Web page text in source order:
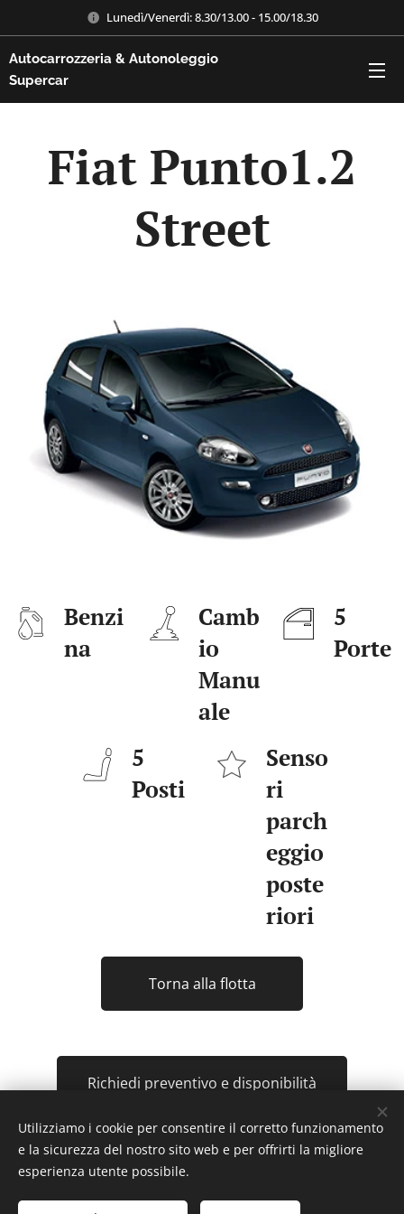
Lunedì/Venerdì: 8.30/13.00 - 15.00/18.30
Autocarrozzeria & Autonoleggio
Supercar
Fiat Punto1.2
Street
Benzi
na
Camb
io
Manu
ale
5
Porte
5
Posti
Senso
ri
parch
eggio
poste
riori
Torna alla flotta
Richiedi preventivo e disponibilità
Servizi di riparazione carrozzeria e autonoleggio
Autocarrozzeria Supercar© 2024 Tutti i diritti riservati
Utilizziamo i cookie per consentire il corretto funzionamento
e la sicurezza del nostro sito web e per offrirti la migliore
esperienza utente possibile.